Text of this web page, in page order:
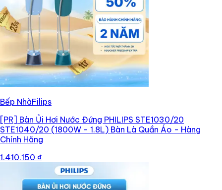
Bếp NhàFilips
[PR] Bàn Ủi Hơi Nước Đứng PHILIPS STE1030/20
STE1040/20 (1800W - 1.8L) Bàn Là Quần Áo - Hàng
Chính Hãng
1.410.150 ₫